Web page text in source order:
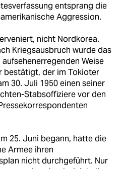
entsprang die
Aggression.
nicht Nordkorea.
Kriegsausbruch wurde das
Weise
bestätigt, der im Tokioter
30. Juli 1950 einen seiner
Stabsoffiziere vor den
25. Juni begann, hatte die
Armee ihren
nicht durchgeführt. Nur